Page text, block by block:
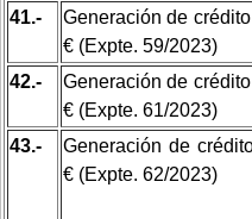
41.-
Generación de
€ (Expte. 59/2023)
42.-
Generación de
€ (Expte. 61/2023)
43.-
Generación de
€ (Expte. 62/2023)